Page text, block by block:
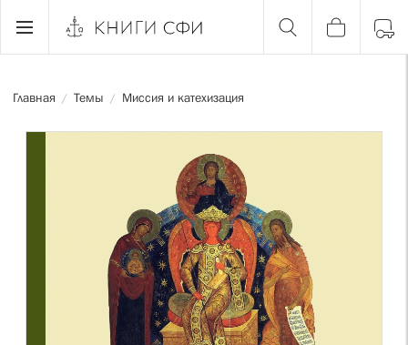
Главная / Темы / Миссия и катехизация